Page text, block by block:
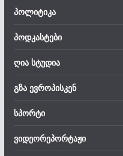
პოლიტიკა
პოდკასტები
ღია სტუდია
გზა ევროპისკენ
სპორტი
ვიდეორეპორტაჟი